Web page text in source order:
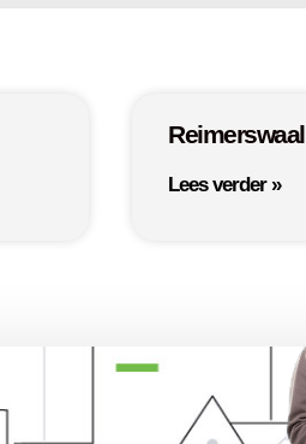
Reimerswaal
Lees verder »